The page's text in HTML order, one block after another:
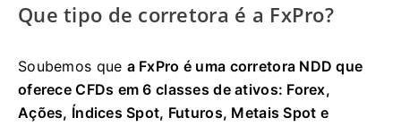
Que tipo de corretora é a FxPro?
Soubemos que a FxPro é uma corretora NDD que
oferece CFDs em 6 classes de ativos: Forex,
Ações, Índices Spot, Futuros, Metais Spot e